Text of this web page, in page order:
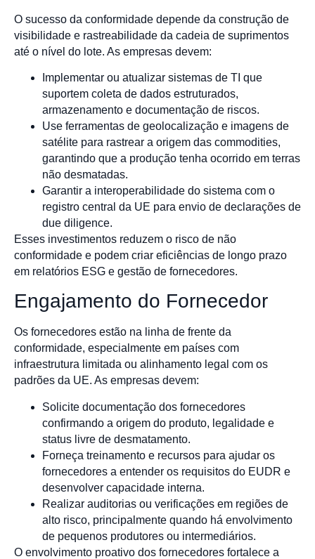
O sucesso da conformidade depende da construção de
visibilidade e rastreabilidade da cadeia de suprimentos
até o nível do lote. As empresas devem:
Implementar ou atualizar sistemas de TI que
suportem coleta de dados estruturados,
armazenamento e documentação de riscos.
Use ferramentas de geolocalização e imagens de
satélite para rastrear a origem das commodities,
garantindo que a produção tenha ocorrido em terras
não desmatadas.
Garantir a interoperabilidade do sistema com o
registro central da UE para envio de declarações de
due diligence.
Esses investimentos reduzem o risco de não
conformidade e podem criar eficiências de longo prazo
em relatórios ESG e gestão de fornecedores.
Engajamento do Fornecedor
Os fornecedores estão na linha de frente da
conformidade, especialmente em países com
infraestrutura limitada ou alinhamento legal com os
padrões da UE. As empresas devem:
Solicite documentação dos fornecedores
confirmando a origem do produto, legalidade e
status livre de desmatamento.
Forneça treinamento e recursos para ajudar os
fornecedores a entender os requisitos do EUDR e
desenvolver capacidade interna.
Realizar auditorias ou verificações em regiões de
alto risco, principalmente quando há envolvimento
de pequenos produtores ou intermediários.
O envolvimento proativo dos fornecedores fortalece a